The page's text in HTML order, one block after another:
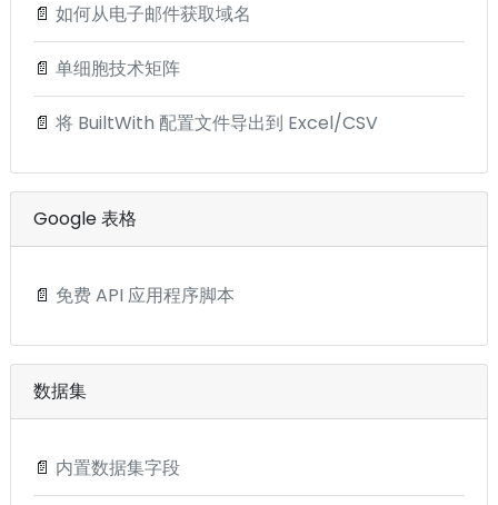
📄 如何从电子邮件获取域名
📄 单细胞技术矩阵
📄 将 BuiltWith 配置文件导出到 Excel/CSV
Google 表格
📄 免费 API 应用程序脚本
数据集
📄 内置数据集字段